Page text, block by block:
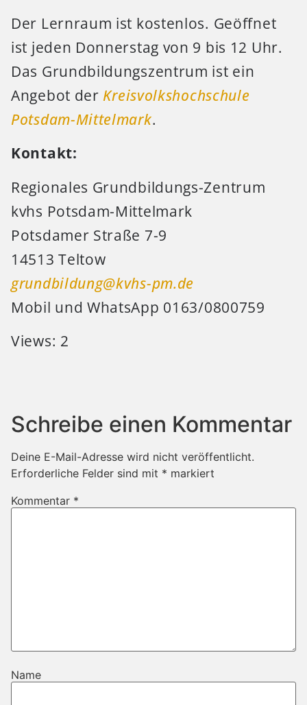
Der Lernraum ist kostenlos. Geöffnet
ist jeden Donnerstag von 9 bis 12 Uhr.
Das Grundbildungszentrum ist ein
Angebot der Kreisvolkshochschule
Potsdam-Mittelmark.
Kontakt:
Regionales Grundbildungs-Zentrum
kvhs Potsdam-Mittelmark
Potsdamer Straße 7-9
14513 Teltow
grundbildung@kvhs-pm.de
Mobil und WhatsApp 0163/0800759
Views: 2
Schreibe einen Kommentar
Deine E-Mail-Adresse wird nicht veröffentlicht.
Erforderliche Felder sind mit * markiert
Kommentar *
Name